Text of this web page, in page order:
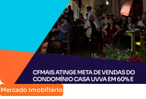
Mercado Imobiliário